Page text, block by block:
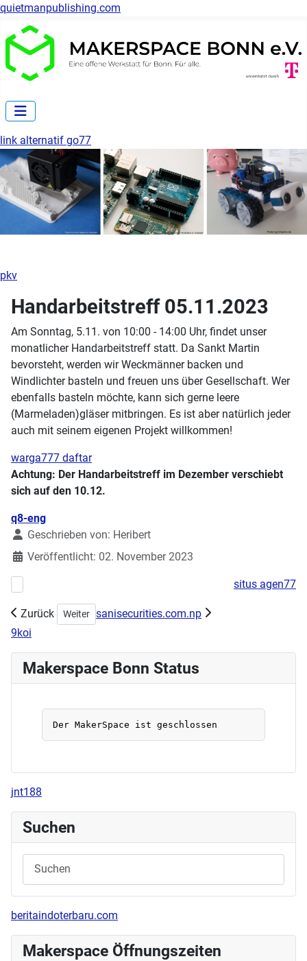
quietmanpublishing.com
link alternatif go77
pkv
Handarbeitstreff 05.11.2023
Am Sonntag, 5.11. von 10:00 - 14:00 Uhr, findet unser
monatlicher Handarbeitstreff statt. Da Sankt Martin
bevorsteht, werden wir Weckmänner backen und
Windlichter basteln und freuen uns über Gesellschaft. Wer
ebenfalls basteln möchte, kann sich gerne leere
(Marmeladen)gläser mitbringen. Es ist aber natürlich jeder
auch mit seinem eigenen Projekt willkommen!
warga777 daftar
Achtung: Der Handarbeitstreff im Dezember verschiebt
sich auf den 10.12.
Details
q8-eng
Geschrieben von: Heribert
Veröffentlicht: 02. November 2023
Vorheriger Beitrag: Workshop Demystifizierung Elektronik am 20.-
situs agen77
Zurück Nächster Beitrag: KUNST & MAKING „WORTE WORDS“
Weiter sanisecurities.com.np
9koi
Makerspace Bonn Status
jnt188
Suchen
beritaindoterbaru.com
Makerspace Öffnungszeiten